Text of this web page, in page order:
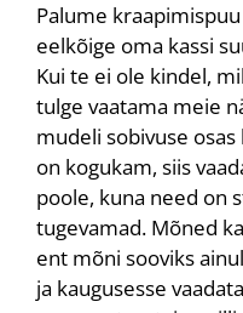
Palume
eelkõige oma kassi
Kui te ei ole kindel,
tulge vaatama meie
mudeli sobivuse
on kogukam, siis
poole, kuna need on
tugevamad. Mõned
ent mõni sooviks
ja kaugusesse